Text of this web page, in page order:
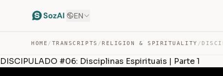
EN
HOME / TRANSCRIPTS /RELIGION & SPIRITUALITY /
DISCIPULADO #06: Disciplinas Espirituais | Parte 1